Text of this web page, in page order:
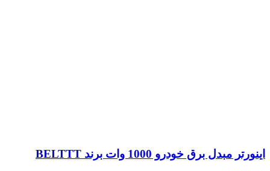
اینورتر مبدل برق خودرو 1000 وات برند BELTTT